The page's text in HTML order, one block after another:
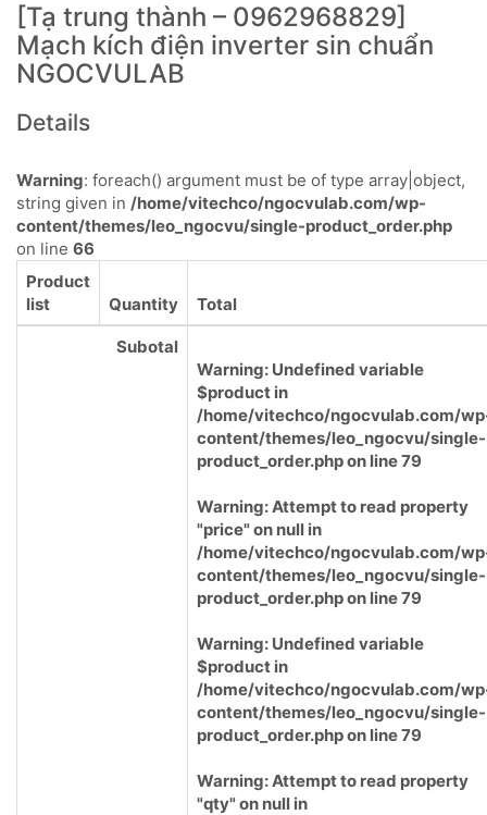
[Tạ trung thành – 0962968829]
Mạch kích điện inverter sin chuẩn
NGOCVULAB
Details
Warning: foreach() argument must be of type array|object,
string given in /home/vitechco/ngocvulab.com/wp-
content/themes/leo_ngocvu/single-product_order.php
on line 66
Product
list
Quantity Total
Subotal
Warning: Undefined variable
$product in
/home/vitechco/ngocvulab.com/
content/themes/leo_ngocvu/single-
product_order.phpon line79
Warning: Attempt to read property
"price" on null in
/home/vitechco/ngocvulab.com/
content/themes/leo_ngocvu/single-
product_order.phpon line79
Warning: Undefined variable
$product in
/home/vitechco/ngocvulab.com/
content/themes/leo_ngocvu/single-
product_order.phpon line79
Warning: Attempt to read property
"qty" on null in